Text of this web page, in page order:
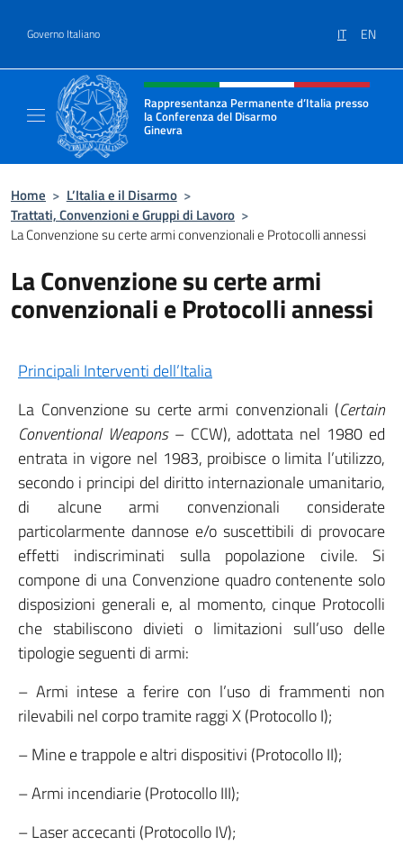
Governo Italiano IT EN
Intestazione sito, social e menù
Rappresentanza Permanente d’Italia presso
la Conferenza del Disarmo
Ginevra
Il sito ufficiale della Rappresentanza
Home > L’Italia e il Disarmo >
Trattati, Convenzioni e Gruppi di Lavoro >
La Convenzione su certe armi convenzionali e Protocolli annessi
La Convenzione su certe armi
convenzionali e Protocolli annessi
Principali Interventi dell’Italia
La Convenzione su certe armi convenzionali (Certain
Conventional Weapons– CCW), adottata nel 1980 ed
entrata in vigore nel 1983, proibisce o limita l’utilizzo,
secondo i principi del diritto internazionale umanitario,
di alcune armi convenzionali considerate
particolarmente dannose e/o suscettibili di provocare
effetti indiscriminati sulla popolazione civile. Si
compone di una Convenzione quadro contenente solo
disposizioni generali e, al momento, cinque Protocolli
che stabiliscono divieti o limitazioni sull’uso delle
tipologie seguenti di armi:
– Armi intese a ferire con l’uso di frammenti non
rilevabili nel corpo tramite raggi X (Protocollo I);
– Mine e trappole e altri dispositivi (Protocollo II);
– Armi incendiarie (Protocollo III);
– Laser accecanti (Protocollo IV);